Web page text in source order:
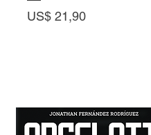
Precio
US$ 21,90